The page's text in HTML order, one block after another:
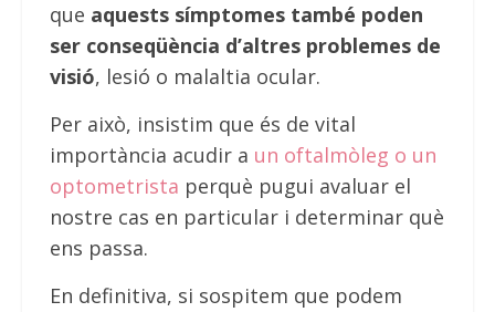
que aquests símptomes també poden
ser conseqüència d’altres problemes de
visió, lesió o malaltia ocular.
Per això, insistim que és de vital
importància acudir a un oftalmòleg o un
optometrista perquè pugui avaluar el
nostre cas en particular i determinar què
ens passa.
En definitiva, si sospitem que podem